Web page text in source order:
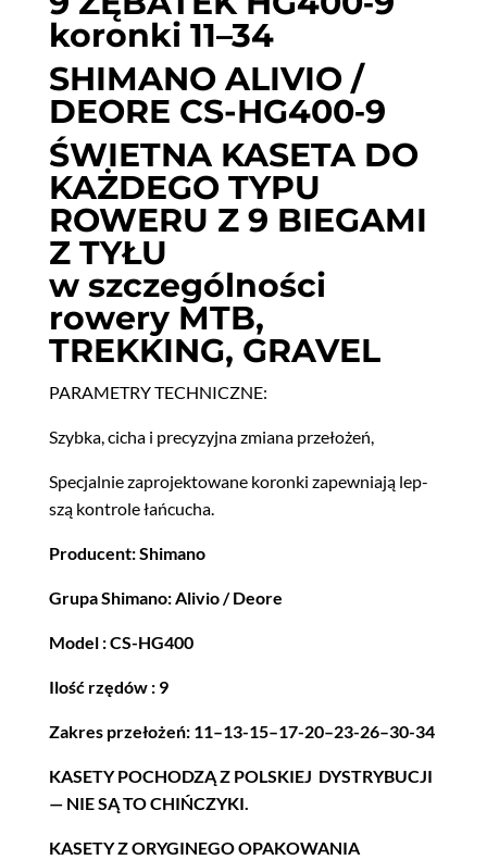
DEORE
koronki 11–34
SHIMANO ALIVIO /
DEORE CS-HG400‑9
ŚWIETNA KASETA DO
KAŻDEGO TYPU
ROWERU Z 9 BIEGAMI
Z TYŁU
w szczególności
rowery MTB,
TREKKING, GRAVEL
PARAMETRY TECHNICZNE:
Szy­b­ka, cicha i pre­cyzyj­na zmi­ana przełożeń,
Spec­jal­nie zapro­jek­towane koron­ki zapew­ni­a­ją lep­
szą kon­t­role łańcucha.
Pro­du­cent: Shimano
Gru­pa Shi­mano: Aliv­io / Deore
Mod­el : CS-HG400
Ilość rzędów : 9
Zakres przełożeń: 11–13-15–17-20–23-26–30-34
KASETY POCHODZĄ Z POLSKIEJ DYSTRYBUCJI
— NIE SĄ TO CHIŃCZYKI.
KASETY Z ORYGINEGO OPAKOWANIA